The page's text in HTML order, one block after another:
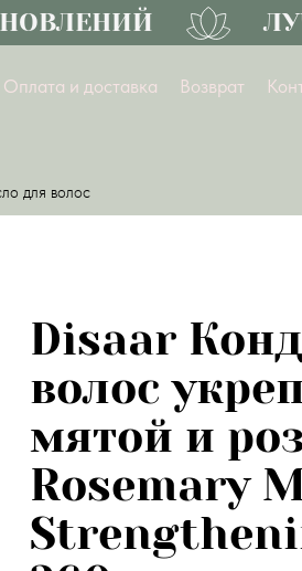
Оплата и доставка Возврат
для волос
Disaar
волос
мятой и
Rosemary